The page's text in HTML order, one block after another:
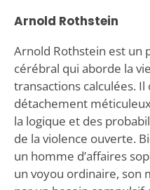
Arnold Rothstein
Arnold Rothstein est un
cérébral qui aborde la
transactions calculées.
détachement
la logique et des
de la violence ouverte.
un homme d’affaires
un voyou ordinaire, son